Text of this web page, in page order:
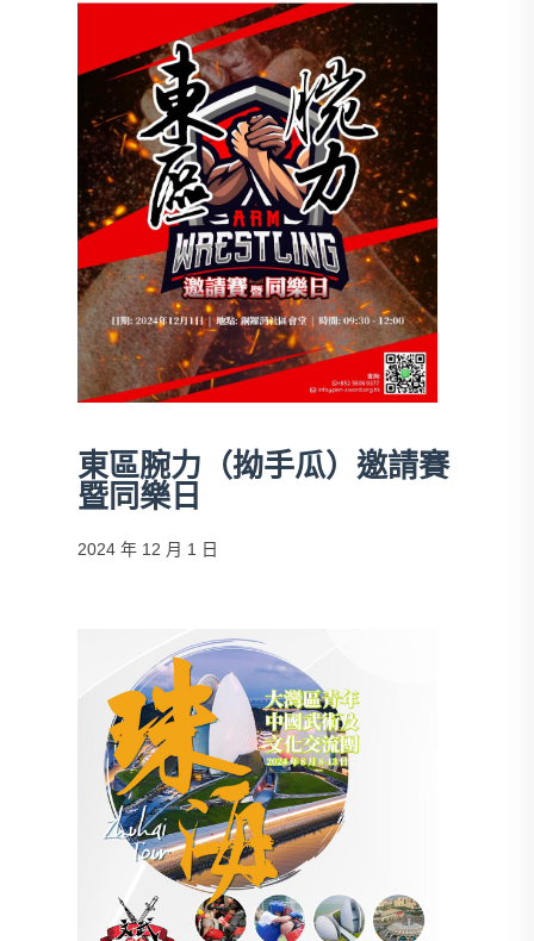
東區腕力（拗手瓜）邀請賽
暨同樂日
2024 年 12 月 1 日